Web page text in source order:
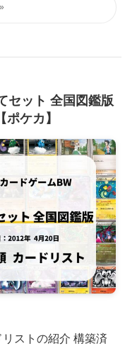
セット 全国図鑑版
ケカ】
ストの紹介 構築済